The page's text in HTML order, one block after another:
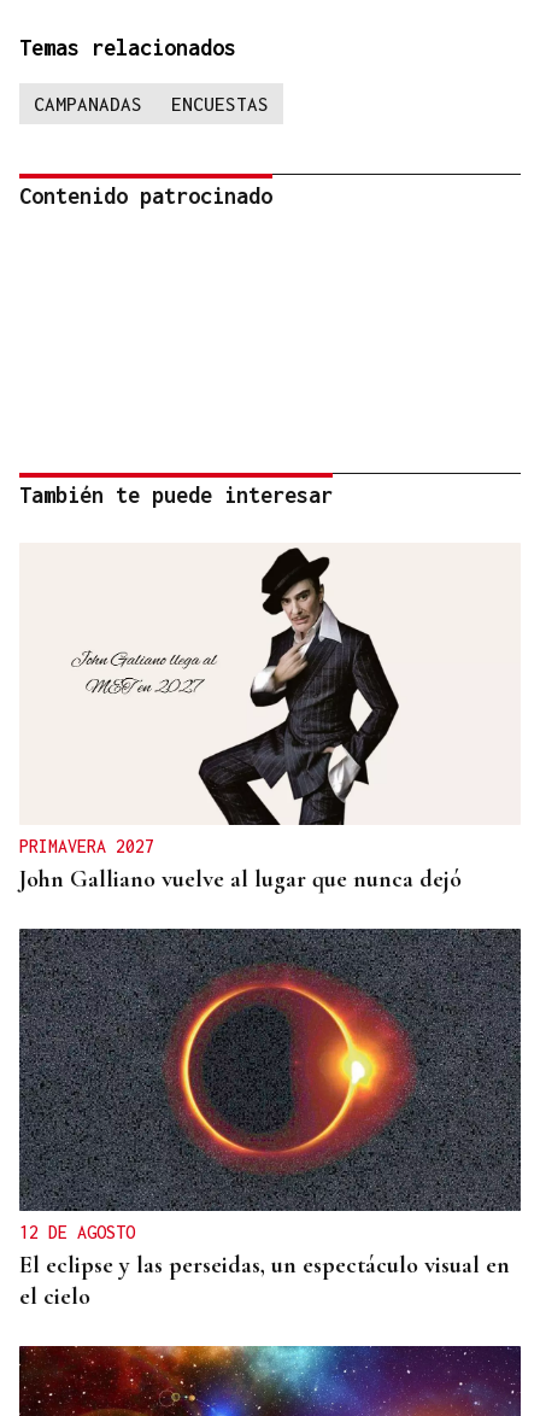
Temas relacionados
CAMPANADAS ENCUESTAS
Contenido patrocinado
También te puede interesar
PRIMAVERA 2027
John Galliano vuelve al lugar que nunca dejó
12 DE AGOSTO
El eclipse y las perseidas, un espectáculo visual en
el cielo